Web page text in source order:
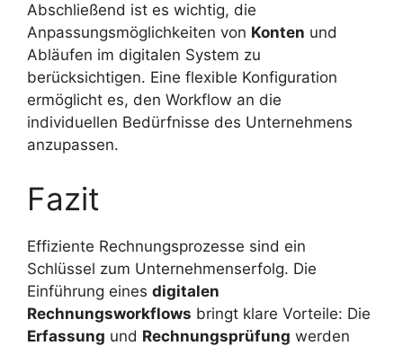
Abschließend ist es wichtig, die
Anpassungsmöglichkeiten von Konten und
Abläufen im digitalen System zu
berücksichtigen. Eine flexible Konfiguration
ermöglicht es, den Workflow an die
individuellen Bedürfnisse des Unternehmens
anzupassen.
Fazit
Effiziente Rechnungsprozesse sind ein
Schlüssel zum Unternehmenserfolg. Die
Einführung eines digitalen
Rechnungsworkflows bringt klare Vorteile: Die
Erfassung und Rechnungsprüfung werden